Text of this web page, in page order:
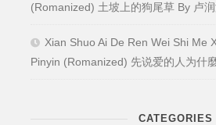
(Romanized) 土坡上的狗尾草 By 卢
Xian Shuo Ai De Ren Wei Shi Me
Pinyin (Romanized) 先说爱的人为什
CATEGORIES